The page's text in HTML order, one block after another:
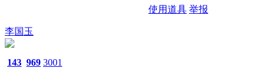
使用道具 举报
李国玉
143 969 3001